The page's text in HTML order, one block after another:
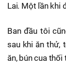
Lai. Một lần khi
Ban đầu tôi
sau khi ăn thử,
ăn, bún cua